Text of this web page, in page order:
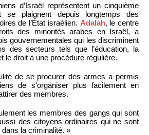
d’Israël représentent un cinquième
se plaignent depuis longtemps des
de l’État israélien. Adalah, le centre
des minorités arabes en Israël, a
gouvernementales qui les discriminent
des secteurs tels que l’éducation, la
le droit à une procédure régulière.
de se procurer des armes a permis
de s’organiser plus facilement en
des membres.
les membres des gangs qui sont
des citoyens ordinaires qui ne sont
la criminalité. »